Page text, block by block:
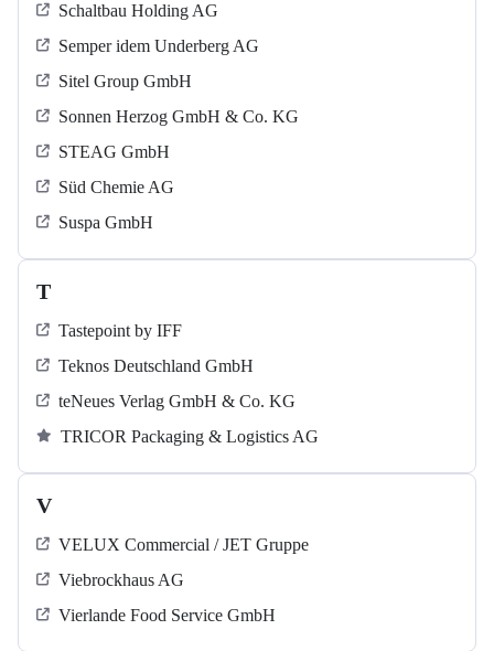
Schaltbau Holding AG
Semper idem Underberg AG
Sitel Group GmbH
Sonnen Herzog GmbH & Co. KG
STEAG GmbH
Süd Chemie AG
Suspa GmbH
T
Tastepoint by IFF
Teknos Deutschland GmbH
teNeues Verlag GmbH & Co. KG
TRICOR Packaging & Logistics AG
V
VELUX Commercial / JET Gruppe
Viebrockhaus AG
Vierlande Food Service GmbH